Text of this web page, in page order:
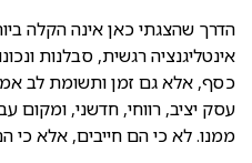
הדרך שהצגתי כאן אינה הקלה
אינטליגנציה רגשית, סבלנות
כסף, אלא גם זמן ותשומת לב
עסק יציב, רווחי, חדשני, ומקום
ממנו. לא כי הם חייבים, אלא כי